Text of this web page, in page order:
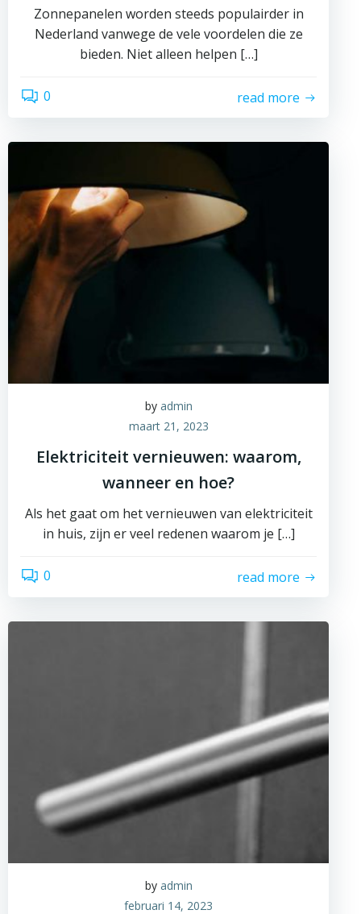
Zonnepanelen worden steeds populairder in
Nederland vanwege de vele voordelen die ze
bieden. Niet alleen helpen […]
0 read more
by admin
maart 21, 2023
Elektriciteit vernieuwen: waarom,
wanneer en hoe?
Als het gaat om het vernieuwen van elektriciteit
in huis, zijn er veel redenen waarom je […]
0 read more
by admin
februari 14, 2023